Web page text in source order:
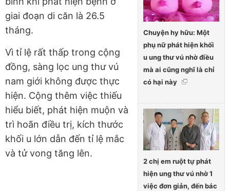
Chuyện hy hữu: Một
phụ nữ phát hiện khối
u ung thư vú nhờ điều
mà ai cũng nghĩ là chỉ
có hại này
2 chị em ruột tự phát
hiện ung thư vú nhờ 1
việc đơn giản, đến bác
giai đoạn di căn là 26.5
tháng.
Vì tỉ lệ rất thấp trong cộng
đồng, sàng lọc ung thư vú
nam giới không được thực
hiện. Cộng thêm việc thiếu
hiểu biết, phát hiện muộn và
trì hoãn điều trị, kích thước
khối u lớn dẫn đến tỉ lệ mắc
và tử vong tăng lên.